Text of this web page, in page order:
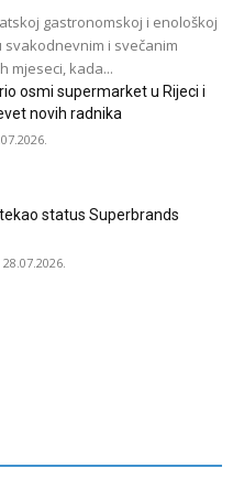
gastronomskoj i enološkoj
i svečanim
mjeseci, kada...
osmi supermarket u Rijeci i
novih radnika
status Superbrands
28.07.2026.